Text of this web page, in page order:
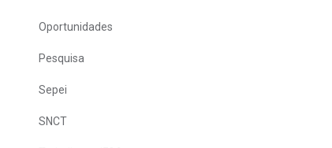
Oportunidades
Pesquisa
Sepei
SNCT